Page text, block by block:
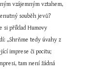
vzájemným vztahem,
souběh jevů?
si příklad Humovy
„Shrňme tedy úvahy z
imprese či pocitu;
tam není žádná